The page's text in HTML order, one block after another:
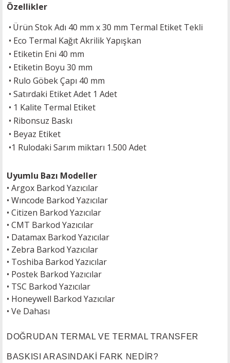
Özellikler
• Ürün Stok Adı 40 mm x 30 mm Termal Etiket Tekli
• Eco Termal Kağıt Akrilik Yapışkan
• Etiketin Eni 40 mm
• Etiketin Boyu 30 mm
• Rulo Göbek Çapı 40 mm
• Satırdaki Etiket Adet 1 Adet
• 1 Kalite Termal Etiket
• Ribonsuz Baskı
• Beyaz Etiket
•1 Rulodaki Sarım miktarı 1.500 Adet
Uyumlu Bazı Modeller
• Argox Barkod Yazıcılar
• Wıncode Barkod Yazıcılar
• Citizen Barkod Yazıcılar
• CMT Barkod Yazıcılar
• Datamax Barkod Yazıcılar
• Zebra Barkod Yazıcılar
• Toshiba Barkod Yazıcılar
• Postek Barkod Yazıcılar
• TSC Barkod Yazıcılar
• Honeywell Barkod Yazıcılar
• Ve Dahası
DOĞRUDAN TERMAL VE TERMAL TRANSFER
BASKISI ARASINDAKİ FARK NEDİR?